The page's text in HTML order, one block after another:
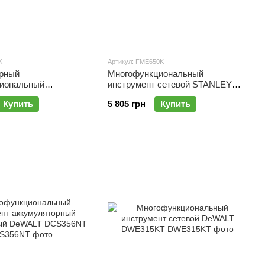
Купить
Артикул: FME650K
Многофункциональный
инструмент сетевой STANLEY
FATMAX FME650K
5 805 грн
Купить